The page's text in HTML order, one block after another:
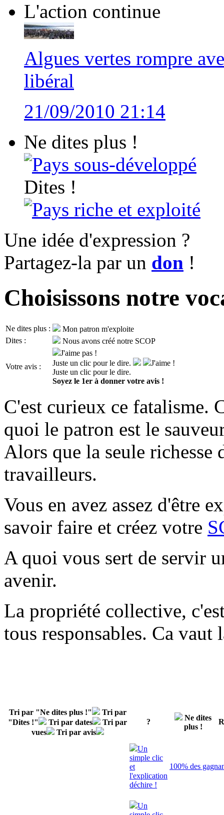
L'action continue
Algues vertes rompre
libéral
21/09/2010 21:14
Ne dites plus !
Pays sous-développé
Dites !
Pays riche et exploité
Une idée d'expression ?
Partagez-la par un don !
Choisissons notre
Ne dites plus :
Mon patron m'exploite
Dites :
Nous avons créé notre SCOP
Votre avis :
J'aime pas !
Juste un clic pour le dire.
J'aime !
Juste un clic pour le dire.
Soyez le 1er à donner votre avis !
C'est curieux ce fatalisme.
quoi le patron est le
Alors que la seule richesse
travailleurs.
Vous en avez assez d'être
savoir faire et créez votre
A quoi vous sert de servir
avenir.
La propriété collective,
tous responsables. Ca
Tri par "Ne dites plus !"
Tri par
"Dites !"
Tri par dates
Tri par
vues
Tri par avis
?
Ne dites
plus !
Un
simple clic
et
l'explication
déchire !
100% des
Un